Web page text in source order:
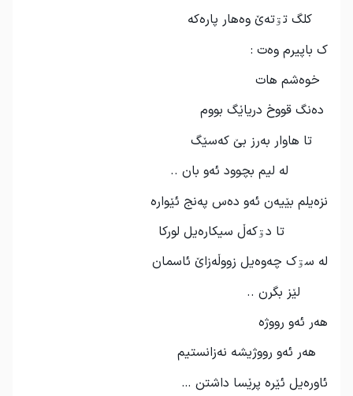
کلگ تۊته‌ێ وه‌هار پاره‌که‌
ک باپیرم وه‌ت :
خوه‌شم هات
ده‌نگ قووخ دریاێگ بووم
تا هاوار به‌رز بێ که‌سێگ
له‌ لیم بچوود ئه‌و بان ..
نزه‌یلم بێیه‌ن ئه‌و ده‌س په‌نج ئێواره‌
تا دۊکه‌ڵ سیکاره‌یل لورکا
له‌ سۊک چه‌وه‌یل زووڵه‌زاێ ئاسمان
لێز بگرن ..
هه‌ر ئه‌و رووژه‌
هه‌ر ئه‌و رووژیشه‌ نه‌زانستیم
ئاوره‌یل ئێره‌ پرێسا داشتن …